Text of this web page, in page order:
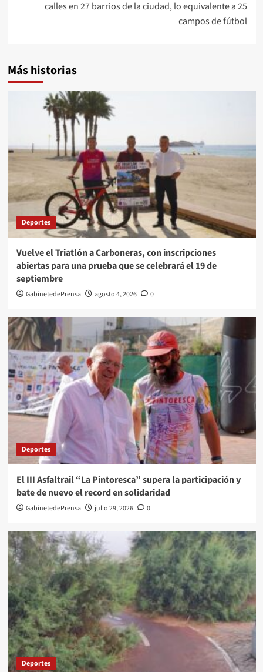
calles en 27 barrios de la ciudad, lo equivalente a 25
campos de fútbol
Más historias
Deportes
Vuelve el Triatlón a Carboneras, con inscripciones
abiertas para una prueba que se celebrará el 19 de
septiembre
GabinetedePrensa agosto 4, 2026 0
Deportes
El III Asfaltrail “La Pintoresca” supera la participación y
bate de nuevo el record en solidaridad
GabinetedePrensa julio 29, 2026 0
Deportes